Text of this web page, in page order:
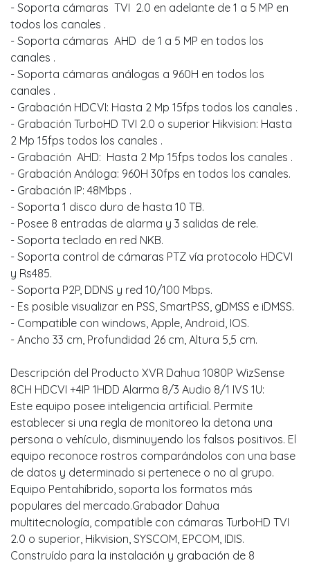
- Soporta cámaras TVI 2.0 en adelante de 1 a 5 MP en
todos los canales .
- Soporta cámaras AHD de 1 a 5 MP en todos los
canales .
- Soporta cámaras análogas a 960H en todos los
canales .
- Grabación HDCVI: Hasta 2 Mp 15fps todos los canales .
- Grabación TurboHD TVI 2.0 o superior Hikvision: Hasta
2 Mp 15fps todos los canales .
- Grabación AHD: Hasta 2 Mp 15fps todos los canales .
- Grabación Análoga: 960H 30fps en todos los canales.
- Grabación IP: 48Mbps .
- Soporta 1 disco duro de hasta 10 TB.
- Posee 8 entradas de alarma y 3 salidas de rele.
- Soporta teclado en red NKB.
- Soporta control de cámaras PTZ vía protocolo HDCVI
y Rs485.
- Soporta P2P, DDNS y red 10/100 Mbps.
- Es posible visualizar en PSS, SmartPSS, gDMSS e iDMSS.
- Compatible con windows, Apple, Android, IOS.
- Ancho 33 cm, Profundidad 26 cm, Altura 5,5 cm.
Descripción del Producto XVR Dahua 1080P WizSense
8CH HDCVI +4IP 1HDD Alarma 8/3 Audio 8/1 IVS 1U:
Este equipo posee inteligencia artificial. Permite
establecer si una regla de monitoreo la detona una
persona o vehículo, disminuyendo los falsos positivos. El
equipo reconoce rostros comparándolos con una base
de datos y determinado si pertenece o no al grupo.
Equipo Pentahíbrido, soporta los formatos más
populares del mercado.Grabador Dahua
multitecnología, compatible con cámaras TurboHD TVI
2.0 o superior, Hikvision, SYSCOM, EPCOM, IDIS.
Construído para la instalación y grabación de 8